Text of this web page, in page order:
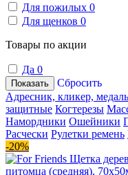
Для пожилых 0
Для щенков 0
Товары по акции
Да 0
Показать
Сбросить
Адресник, кликер,
защитные Когтерезы
Намордники Ошейники
Расчески Рулетки ремень
-20%